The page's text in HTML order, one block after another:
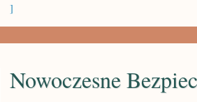
]
Nowoczesne